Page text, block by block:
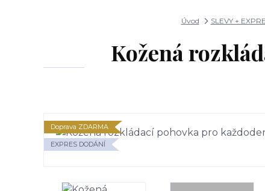
Úvod SLEVY +
Kožená
Doprava ZDARMA
EXPRES DODÁNÍ